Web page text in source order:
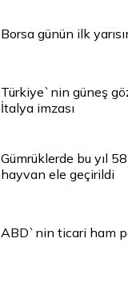
Borsa günün ilk
Türkiye`nin güneş
İtalya imzası
Gümrüklerde bu yıl
hayvan ele geçirildi
ABD`nin ticari ham